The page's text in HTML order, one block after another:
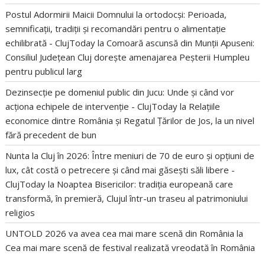
Postul Adormirii Maicii Domnului la ortodocși: Perioada,
semnificații, tradiții și recomandări pentru o alimentație
echilibrată - ClujToday laComoară ascunsă din Munții Apuseni:
Consiliul Județean Cluj dorește amenajarea Peșterii Humpleu
pentru publicul larg
Dezinsecție pe domeniul public din Jucu: Unde și când vor
acționa echipele de intervenție - ClujToday la Relațiile
economice dintre România și Regatul Țărilor de Jos, la un nivel
fără precedent de bun
Nunta la Cluj în 2026: Între meniuri de 70 de euro și opțiuni de
lux, cât costă o petrecere și când mai găsești săli libere -
ClujToday la Noaptea Bisericilor: tradiția europeană care
transformă, în premieră, Clujul într-un traseu al patrimoniului
religios
UNTOLD 2026 va avea cea mai mare scenă din România la
Cea mai mare scenă de festival realizată vreodată în România